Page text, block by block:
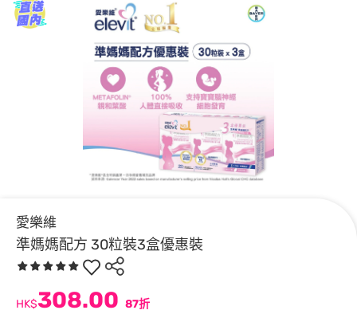
愛樂維
準媽媽配方 30粒裝3盒優惠裝
HK$308.00 87折